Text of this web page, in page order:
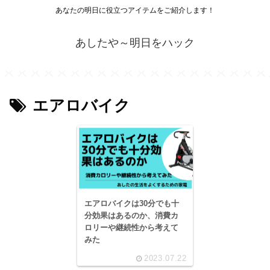
あなたの明日に役立つアイテムをご紹介します！
あしたや～明日をハック
エアロバイク
エアロバイクは30分でも十
分効果はあるのか、消費カ
ロリーや継続性から考えて
みた
2023.07.22